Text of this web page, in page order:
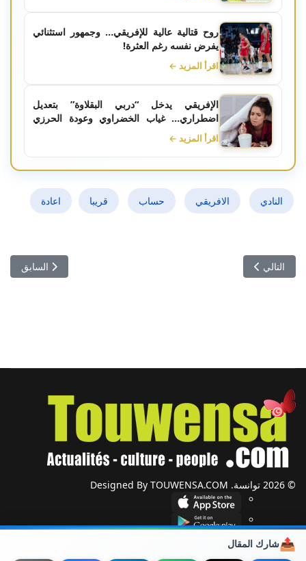
روح قتالية عالية للإفريقي… وجمهور استثنائي
يفرض نفسه رغم العثرة!
اقرأ المزيد ←
الإفريقي يدخل “دربي البقلاوة” بتعديل
اضطراري… غياب الخضراوي وعودة الحرزي
تُربك الحسابات
اقرأ المزيد ←
النادي الافريقي حساب قريبا اعادة
المقال
السابق المقال التالي: النادي الافريقي مطالب بغلق الـ5 ملفات الأخيرة مع الفيفا
التالي
📤شارك المقال
© 2026 توانسة. Designed By TOUWENSA.COM
شؤون دولية أحزاب وجمعيات